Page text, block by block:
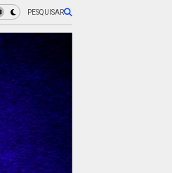
PESQUISAR